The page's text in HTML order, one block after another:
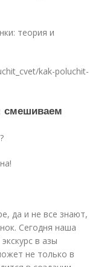
теория и
kak-poluchit-
смешиваем
да и не все знают,
Сегодня наша
в азы
не только в